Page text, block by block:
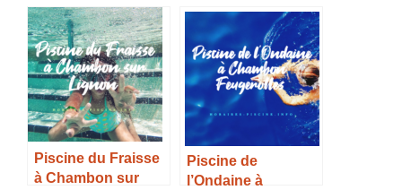
Piscine du Fraisse
à Chambon sur
Piscine de
l’Ondaine à